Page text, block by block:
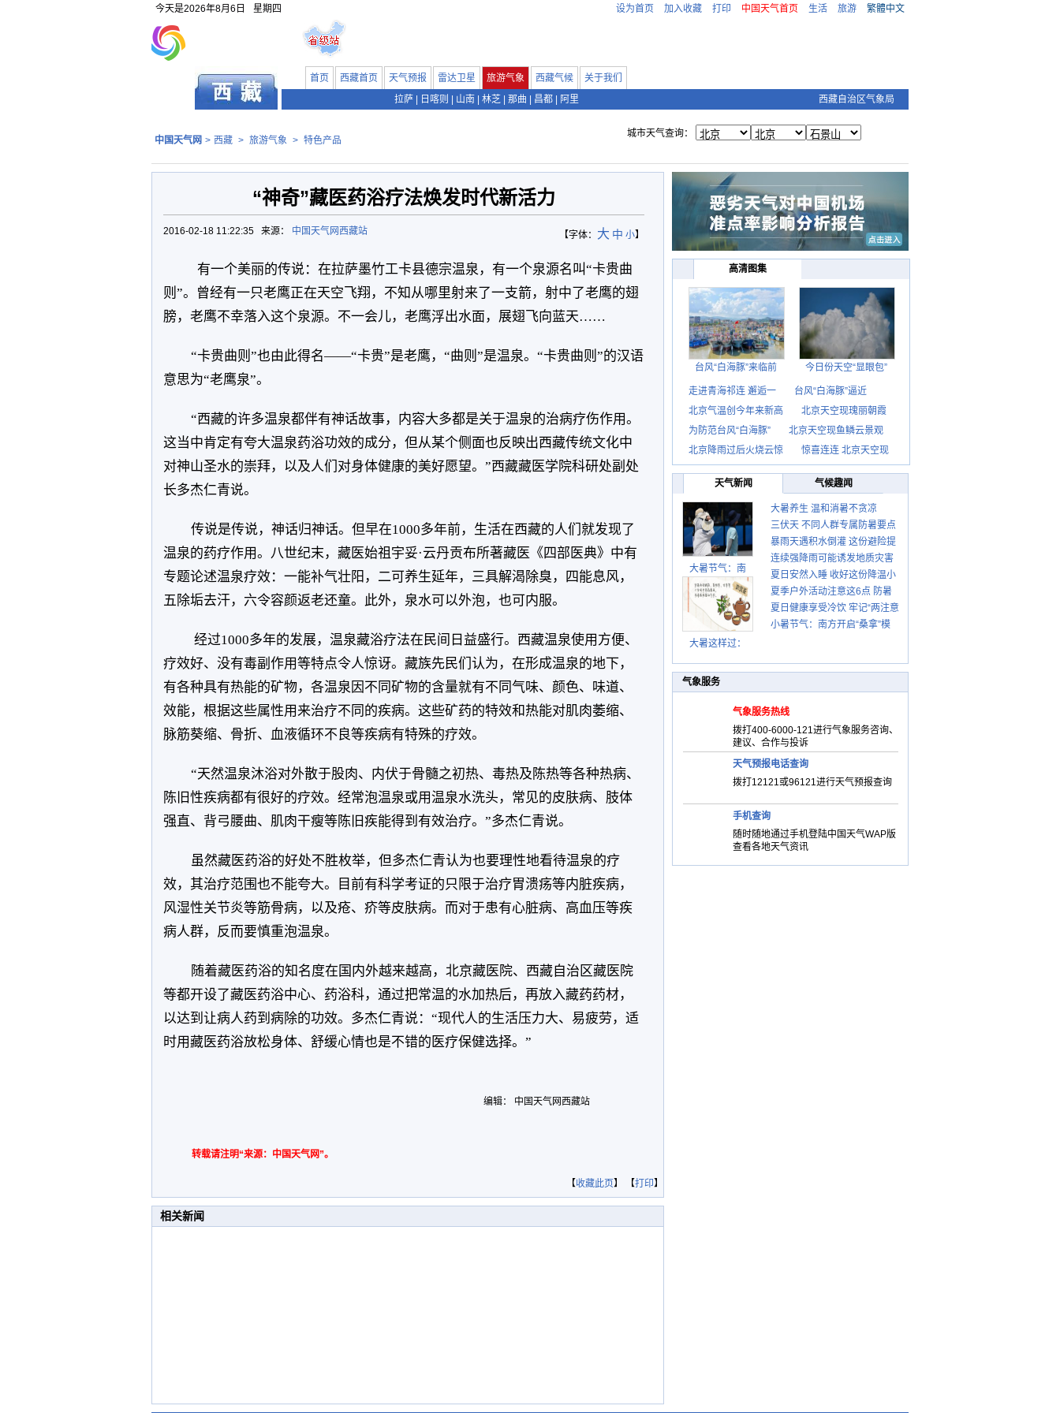
今天是2026年8月6日 星期四 设为首页 加入收藏 打印 中国天气首页 生活 旅游 繁體中文
首页 西藏首页 天气预报 雷达卫星 旅游气象 西藏气候
关于我们
拉萨
日喀则 山南 林芝 那曲 昌都 阿里 西藏自治区气象局
中国天气网 > 西藏 > 旅游气象 > 特色产品
城市天气查询：
“神奇”藏医药浴疗法焕发时代新活力
【字体： 大 中 小】
2016-02-18 11:22:35 来源： 中国天气网西藏站
有一个美丽的传说：在拉萨墨竹工卡县德宗温泉，有一个泉源名叫“卡贵曲
则”。曾经有一只老鹰正在天空飞翔，不知从哪里射来了一支箭，射中了老鹰的翅
膀，老鹰不幸落入这个泉源。不一会儿，老鹰浮出水面，展翅飞向蓝天……
“卡贵曲则”也由此得名——“卡贵”是老鹰，“曲则”是温泉。“卡贵曲则”的汉语
意思为“老鹰泉”。
“西藏的许多温泉都伴有神话故事，内容大多都是关于温泉的治病疗伤作用。
这当中肯定有夸大温泉药浴功效的成分，但从某个侧面也反映出西藏传统文化中
对神山圣水的崇拜，以及人们对身体健康的美好愿望。”西藏藏医学院科研处副处
长多杰仁青说。
传说是传说，神话归神话。但早在1000多年前，生活在西藏的人们就发现了
温泉的药疗作用。八世纪末，藏医始祖宇妥·云丹贡布所著藏医《四部医典》中有
专题论述温泉疗效：一能补气壮阳，二可养生延年，三具解渴除臭，四能息风，
五除垢去汗，六令容颜返老还童。此外，泉水可以外泡，也可内服。
经过1000多年的发展，温泉藏浴疗法在民间日益盛行。西藏温泉使用方便、
疗效好、没有毒副作用等特点令人惊讶。藏族先民们认为，在形成温泉的地下，
有各种具有热能的矿物，各温泉因不同矿物的含量就有不同气味、颜色、味道、
效能，根据这些属性用来治疗不同的疾病。这些矿药的特效和热能对肌肉萎缩、
脉筋葵缩、骨折、血液循环不良等疾病有特殊的疗效。
“天然温泉沐浴对外散于股肉、内伏于骨髓之初热、毒热及陈热等各种热病、
陈旧性疾病都有很好的疗效。经常泡温泉或用温泉水洗头，常见的皮肤病、肢体
强直、背弓腰曲、肌肉干瘦等陈旧疾能得到有效治疗。”多杰仁青说。
虽然藏医药浴的好处不胜枚举，但多杰仁青认为也要理性地看待温泉的疗
效，其治疗范围也不能夸大。目前有科学考证的只限于治疗胃溃疡等内脏疾病，
风湿性关节炎等筋骨病，以及疮、疥等皮肤病。而对于患有心脏病、高血压等疾
病人群，反而要慎重泡温泉。
随着藏医药浴的知名度在国内外越来越高，北京藏医院、西藏自治区藏医院
等都开设了藏医药浴中心、药浴科，通过把常温的水加热后，再放入藏药药材，
以达到让病人药到病除的功效。多杰仁青说：“现代人的生活压力大、易疲劳，适
时用藏医药浴放松身体、舒缓心情也是不错的医疗保健选择。”
编辑： 中国天气网西藏站
转载请注明“来源：中国天气网”。
【收藏此页】 【打印】
相关新闻
高清图集
台风“白海豚”来临前 今日份天空“显眼包”
走进青海祁连 邂逅一
台风“白海豚”逼近
北京气温创今年来新高
北京天空现瑰丽朝霞
为防范台风“白海豚”
北京天空现鱼鳞云景观
北京降雨过后火烧云惊
惊喜连连 北京天空现
天气新闻 气候趣闻
大暑节气：南
大暑这样过：
大暑养生 温和消暑不贪凉
三伏天 不同人群专属防暑要点
请收好
暴雨天遇积水倒灌 这份避险提
示请收好
连续强降雨可能诱发地质灾害
这些前兆要知道
夏日安然入睡 收好这份降温小
贴士
夏季户外活动注意这6点 防暑
健身两不误
夏日健康享受冷饮 牢记“两注意
一控制”
小暑节气：南方开启“桑拿”模
气象服务
气象服务热线
拨打400-6000-121进行气象服务咨询、
建议、合作与投诉
天气预报电话查询
拨打12121或96121进行天气预报查询
手机查询
随时随地通过手机登陆中国天气WAP版
查看各地天气资讯